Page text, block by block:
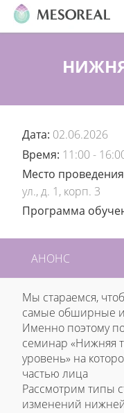
Дата: 02.06.2026
Время: 11:00 -
Место
ул., д. 1, корп. 3
Программа
АНОНС
Мы стараемся,
самые обширные
Именно поэтому
семинар «Нижняя
уровень» на
частью лица
Рассмотрим типы
изменений